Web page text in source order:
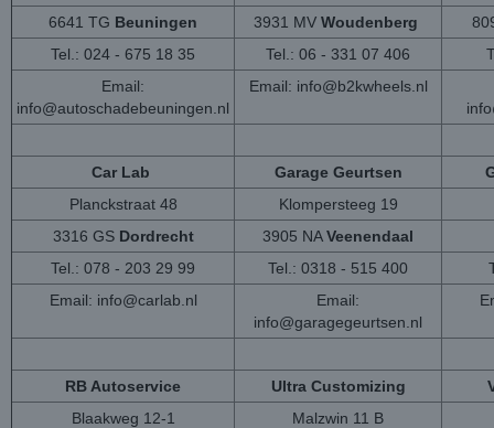
6641 TG Beuningen 3931 MV Woudenberg
Tel.: 024 - 675 18 35
Tel.: 06 - 331 07 406
Email:
info@autoschadebeuningen.nl
Email: info@b2kwheels.nl
Car Lab Garage Geurtsen
Planckstraat 48
Klompersteeg 19
3316 GS Dordrecht 3905 NAVeenendaal
Tel.: 078 - 203 29 99
Tel.: 0318 - 515 400
Email: info@carlab.nl
Email:
info@garagegeurtsen.nl
RB Autoservice Ultra Customizing
Blaakweg 12-1
Malzwin 11 B